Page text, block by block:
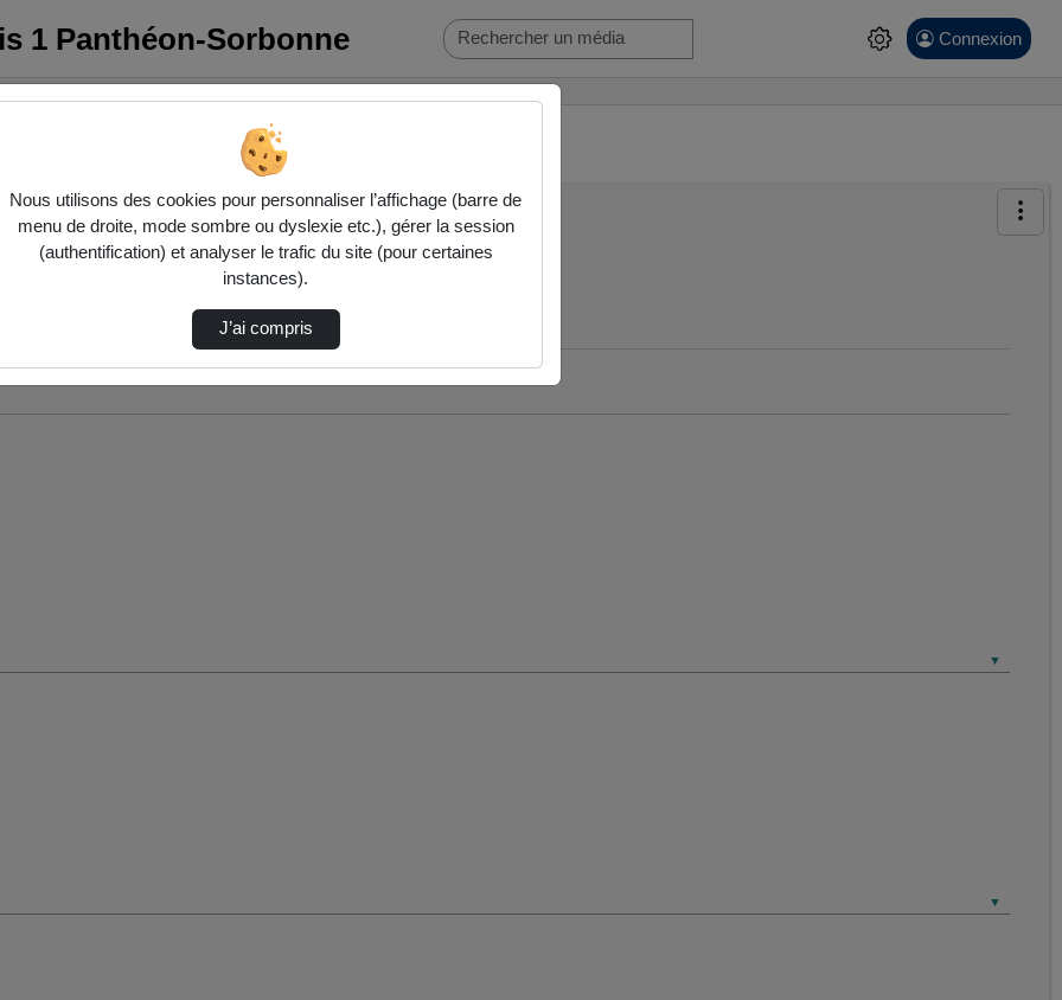
1 Panthéon-Sorbonne Connexion
ci-dessous. Consultez les options pour ajuster les résultats.
Nous utilisons des cookies pour personnaliser l’affichage (barre de
menu de droite, mode sombre ou dyslexie etc.), gérer la session
(authentification) et analyser le trafic du site (pour certaines
instances).
J’ai compris